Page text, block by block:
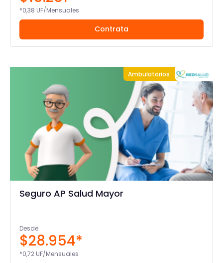
*0,38 UF/Mensuales
Contrata
Ambulatorios
Seguro AP Salud Mayor
Desde
$28.954*
*0,72 UF/Mensuales